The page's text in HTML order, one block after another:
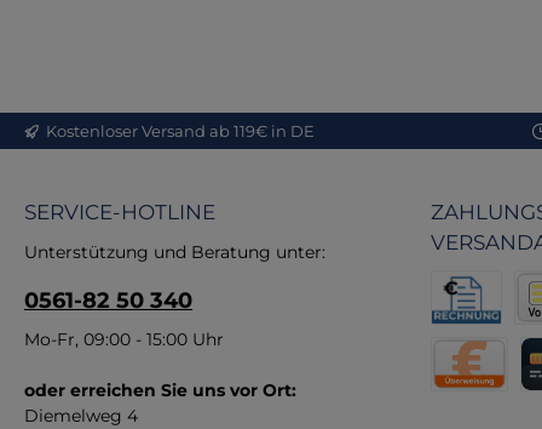
Kostenloser Versand ab 119€ in DE
SERVICE-HOTLINE
Unterstützung und Beratung unter:
0561-82 50 340
Mo-Fr, 09:00 - 15:00 Uhr
oder erreichen Sie uns vor Ort:
Diemelweg 4
Rechnung